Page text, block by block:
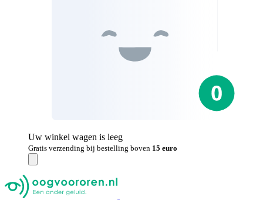
Uw winkel wagen is leeg
Gratis verzending bij bestelling boven 15 euro